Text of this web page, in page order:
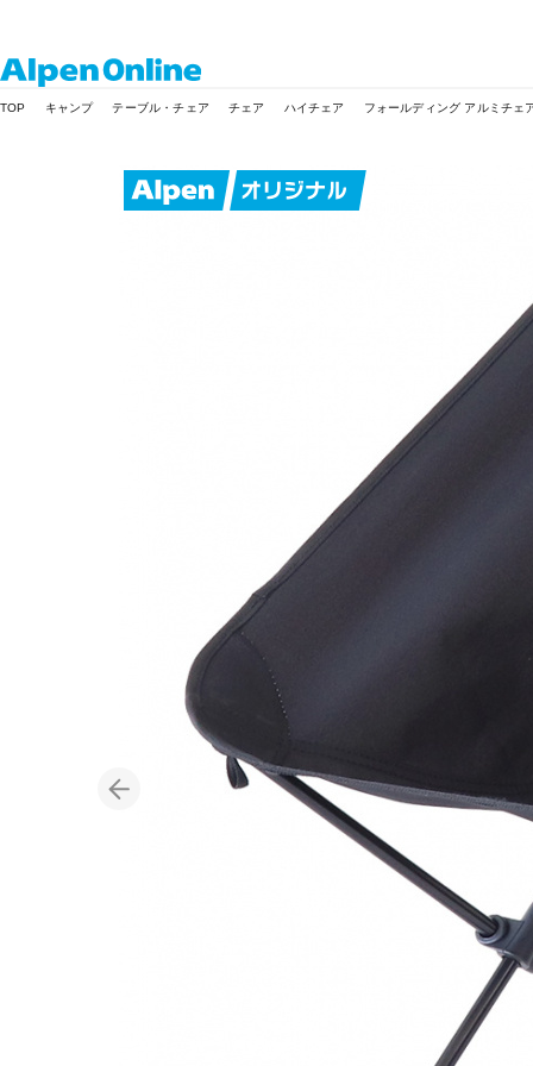
Online
TOP キャンプ テーブル・チェア チェア ハイチェア フォールディング アルミチェ